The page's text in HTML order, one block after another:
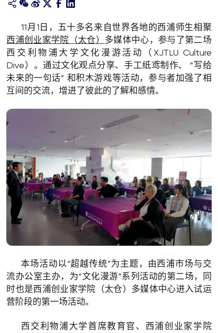
关于我们
11月1日，五十多名来自世界各地的西浦师生相聚
西浦创业家学院（太仓） 多媒体中心，参与了第二场
西交利物浦大学文化漫游活动（XJTLU Culture
Dive）。通过文化观点分享、手工纸鸢制作、 “写给
未来的一句话” 和积木游戏等活动，参与者加强了相
互间的交流，增进了彼此的了解和感情。
本场活动以“超越传统”为主题，由西浦市场与交
流办公室主办，为“文化漫游”系列活动的第二场，同
时也是西浦创业家学院（太仓）多媒体中心进入试运
营阶段的第一场活动。
西交利物浦大学首席教育官、西浦创业家学院